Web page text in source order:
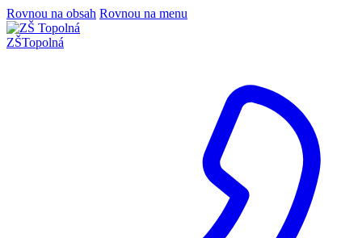
Rovnou na obsah Rovnou na menu
ZŠTopolná